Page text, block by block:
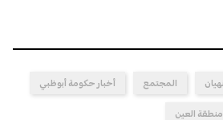
المجتمع أخبار حكومة أبوظبي
منطقة العين